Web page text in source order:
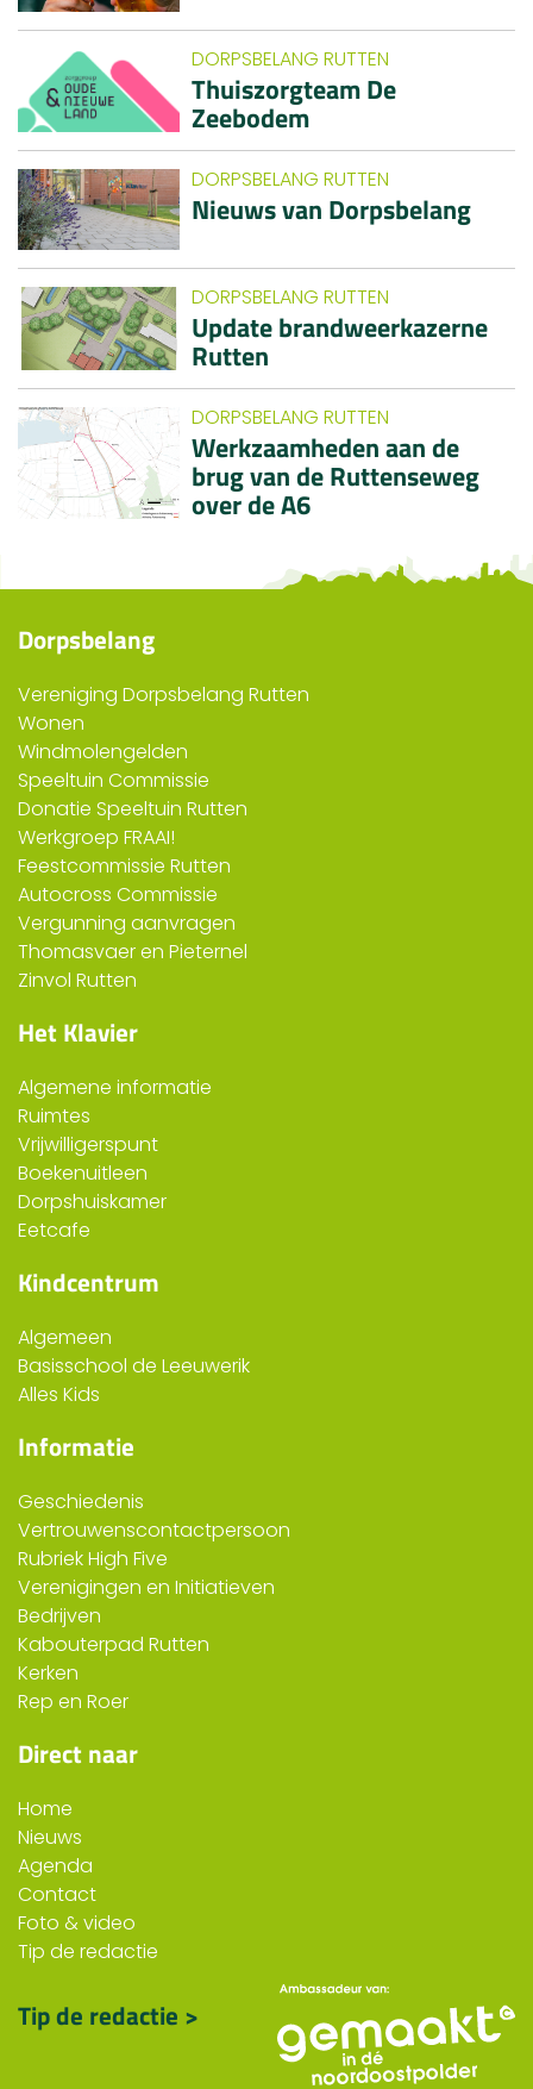
DORPSBELANG RUTTEN
Thuiszorgteam De
Zeebodem
DORPSBELANG RUTTEN
Nieuws van Dorpsbelang
DORPSBELANG RUTTEN
Update brandweerkazerne
Rutten
DORPSBELANG RUTTEN
Werkzaamheden aan de
brug van de Ruttenseweg
over de A6
Dorpsbelang
Vereniging Dorpsbelang Rutten
Wonen
Windmolengelden
Speeltuin Commissie
Donatie Speeltuin Rutten
Werkgroep FRAAI!
Feestcommissie Rutten
Autocross Commissie
Vergunning aanvragen
Thomasvaer en Pieternel
Zinvol Rutten
Het Klavier
Algemene informatie
Ruimtes
Vrijwilligerspunt
Boekenuitleen
Dorpshuiskamer
Eetcafe
Kindcentrum
Algemeen
Basisschool de Leeuwerik
Alles Kids
Informatie
Geschiedenis
Vertrouwenscontactpersoon
Rubriek High Five
Verenigingen en Initiatieven
Bedrijven
Kabouterpad Rutten
Kerken
Rep en Roer
Direct naar
Home
Nieuws
Agenda
Contact
Foto & video
Tip de redactie
Tip de redactie >